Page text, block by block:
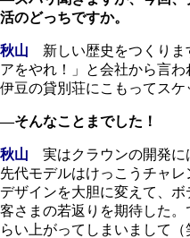
活のどっちですか。
秋山 新しい歴史をつくりま
アをやれ！」と会社から言
伊豆の貸別荘にこもってスケ
―そんなことまでした！
秋山 実はクラウンの開発に
先代モデルはけっこうチャレ
デザインを大胆に変えて、
客さまの若返りを期待した
らい上がってしまいまして（